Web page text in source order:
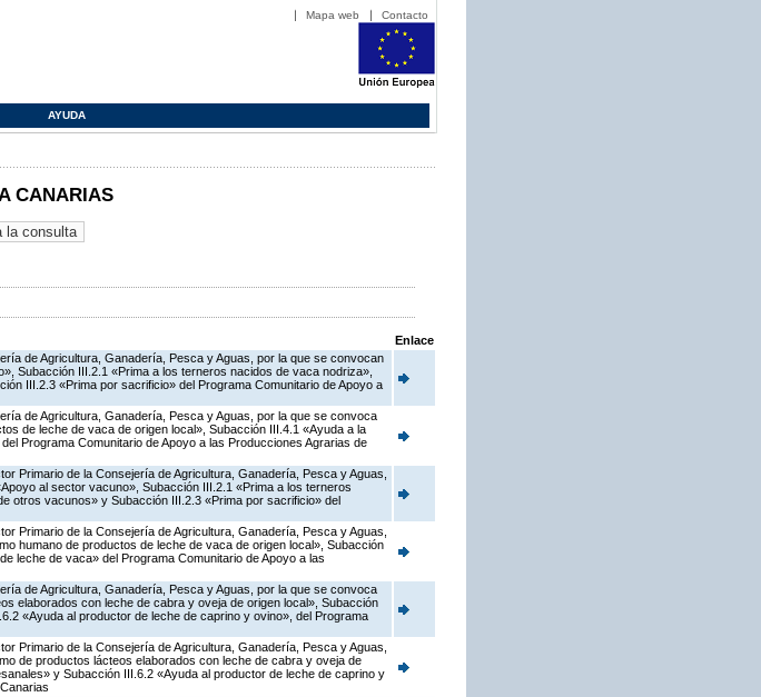
Mapa web Contacto
AYUDA
CANARIAS
Enlace
de Agricultura, Ganadería, Pesca y Aguas, por la que se convocan
Subacción III.2.1 «Prima a los terneros nacidos de vaca nodriza»,
III.2.3 «Prima por sacrificio» del Programa Comunitario de Apoyo a
de Agricultura, Ganadería, Pesca y Aguas, por la que se convoca
de leche de vaca de origen local», Subacción III.4.1 «Ayuda a la
Programa Comunitario de Apoyo a las Producciones Agrarias de
Primario de la Consejería de Agricultura, Ganadería, Pesca y Aguas,
al sector vacuno», Subacción III.2.1 «Prima a los terneros
otros vacunos» y Subacción III.2.3 «Prima por sacrificio» del
Primario de la Consejería de Agricultura, Ganadería, Pesca y Aguas,
humano de productos de leche de vaca de origen local», Subacción
leche de vaca» del Programa Comunitario de Apoyo a las
de Agricultura, Ganadería, Pesca y Aguas, por la que se convoca
elaborados con leche de cabra y oveja de origen local», Subacción
«Ayuda al productor de leche de caprino y ovino», del Programa
Primario de la Consejería de Agricultura, Ganadería, Pesca y Aguas,
de productos lácteos elaborados con leche de cabra y oveja de
y Subacción III.6.2 «Ayuda al productor de leche de caprino y